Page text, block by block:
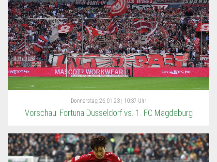
Donnerstag 26.01.23 | 10:37 Uhr
Vorschau: Fortuna Düsseldorf vs. 1. FC Magdeburg